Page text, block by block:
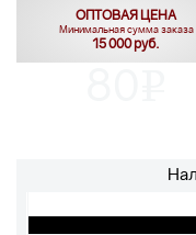
ОПТОВАЯ ЦЕНА
Минимальная сумма заказа
15 000 руб.